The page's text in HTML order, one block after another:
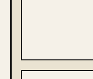
NOM